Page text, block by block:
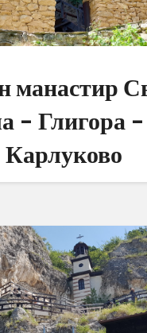
манастир
– Глигора –
Карлуково